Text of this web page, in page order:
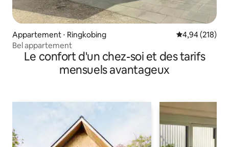
Appartement ⋅ Ringkobing Évaluation
4,94 (218)
Bel appartement
Le confort d'un chez-soi et des tarifs
mensuels avantageux